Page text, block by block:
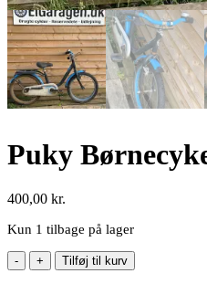
Puky
400,00 kr.
Kun 1 tilbage på lager
Puky
Børnecykel
Tilføj til kurv